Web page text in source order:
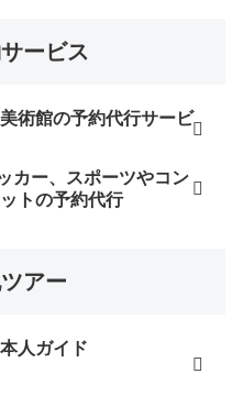
ービス
術館の予約代行サービ
カー、スポーツやコン
トの予約代行
アー
人ガイド